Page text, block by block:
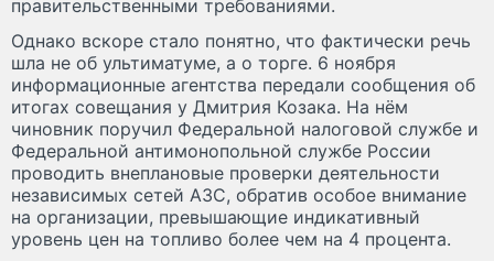
правительственными требованиями.
Однако вскоре стало понятно, что фактически речь
шла не об ультиматуме, а о торге. 6 ноября
информационные агентства передали сообщения об
итогах совещания у Дмитрия Козака. На нём
чиновник поручил Федеральной налоговой службе и
Федеральной антимонопольной службе России
проводить внеплановые проверки деятельности
независимых сетей АЗС, обратив особое внимание
на организации, превышающие индикативный
уровень цен на топливо более чем на 4 процента.